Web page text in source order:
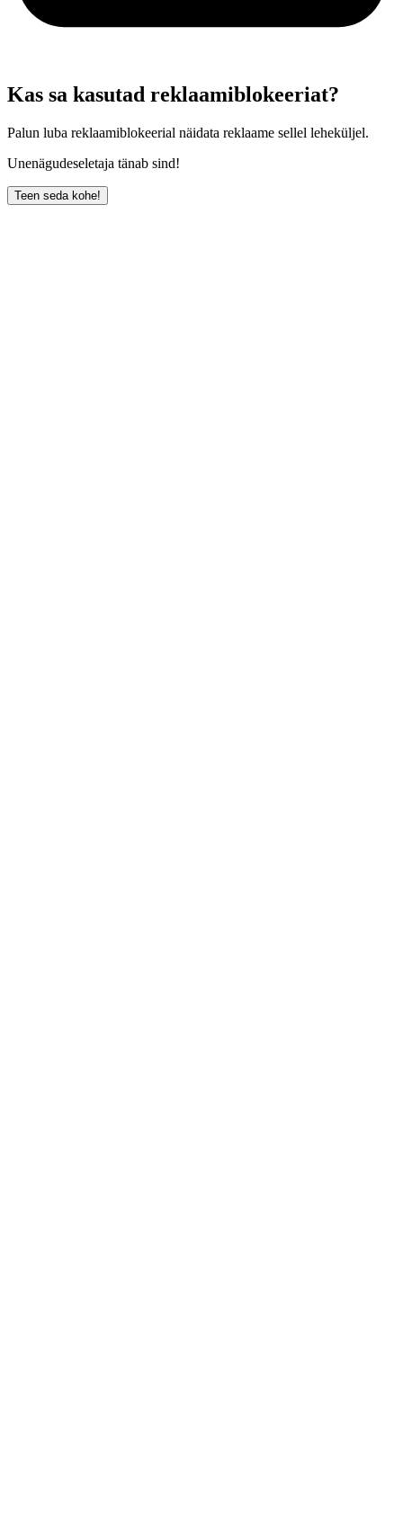
Kas sa kasutad reklaamiblokeeriat?
Palun luba reklaamiblokeerial näidata reklaame sellel leheküljel.
Unenägudeseletaja tänab sind!
Teen seda kohe!